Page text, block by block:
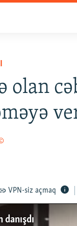
olan
VPN-siz açmaq